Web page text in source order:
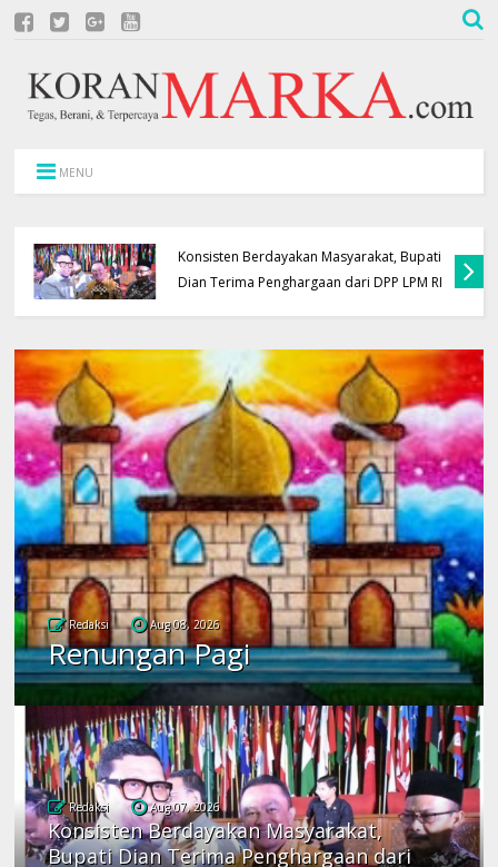
MENU
Konsisten Berdayakan Masyarakat, Bupati
Dian Terima Penghargaan dari DPP LPM RI
Redaksi Aug 08, 2026
Renungan Pagi
Redaksi Aug 07, 2026
Konsisten Berdayakan Masyarakat,
Bupati Dian Terima Penghargaan dari